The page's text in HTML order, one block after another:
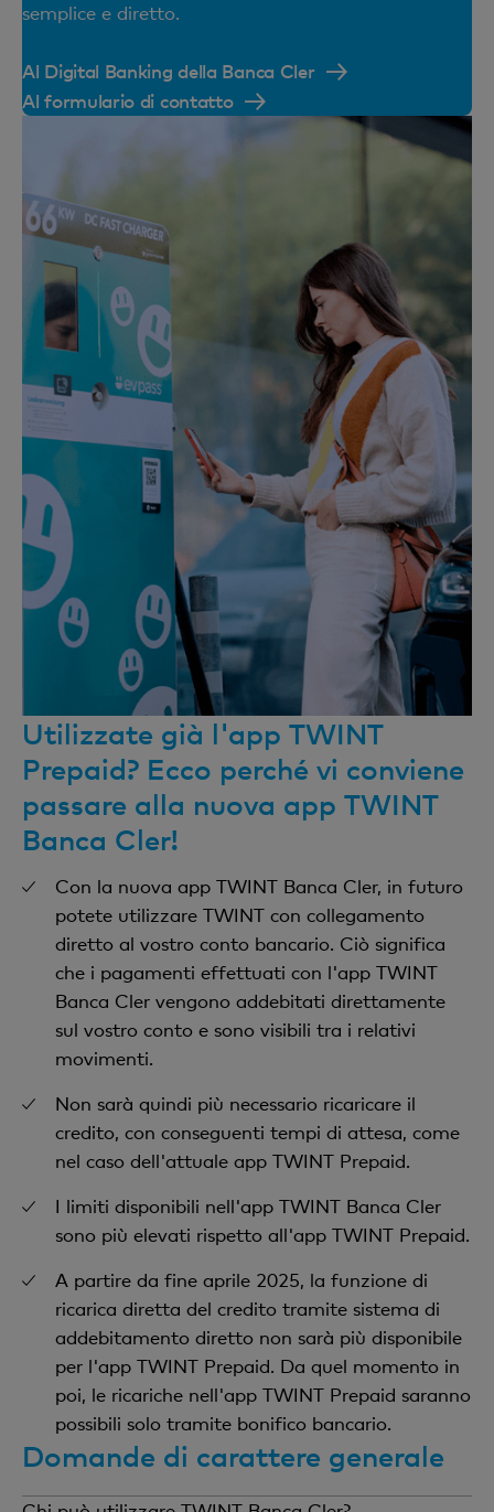
semplice e diretto.
Al Digital Banking della Banca Cler
Al formulario di contatto
Utilizzate già l'app TWINT
Prepaid? Ecco perché vi conviene
passare alla nuova app TWINT
Banca Cler!
Con la nuova app TWINT Banca Cler, in futuro
potete utilizzare TWINT con collegamento
diretto al vostro conto bancario. Ciò significa
che i pagamenti effettuati con l'app TWINT
Banca Cler vengono addebitati direttamente
sul vostro conto e sono visibili tra i relativi
movimenti.
Non sarà quindi più necessario ricaricare il
credito, con conseguenti tempi di attesa, come
nel caso dell'attuale app TWINT Prepaid.
I limiti disponibili nell'app TWINT Banca Cler
sono più elevati rispetto all'app TWINT Prepaid.
A partire da fine aprile 2025, la funzione di
ricarica diretta del credito tramite sistema di
addebitamento diretto non sarà più disponibile
per l'app TWINT Prepaid. Da quel momento in
poi, le ricariche nell'app TWINT Prepaid saranno
possibili solo tramite bonifico bancario.
Domande di carattere generale